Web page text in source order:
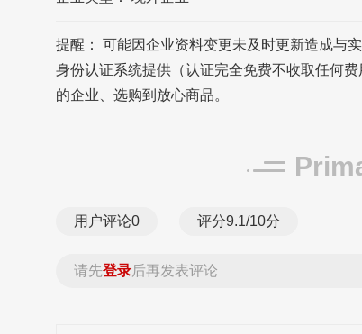
提醒： 可能因企业资料变更未及时更新造成与
身份认证系统提供（认证完全免费不收取任何
的企业、选购到放心商品。
用户评论0 评分9.1/10分
请先登录后再发表评论